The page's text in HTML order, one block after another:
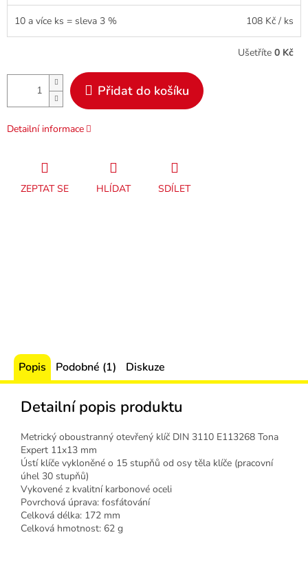
10 a více ks = sleva 3 % 108 Kč / ks
Ušetříte 0 Kč
Přidat do košíku
Detailní informace
ZEPTAT SE HLÍDAT SDÍLET
Popis Podobné (1) Diskuze
Detailní popis produktu
Metrický oboustranný otevřený klíč DIN 3110 E113268 Tona
Expert 11x13 mm
Ústí klíče vykloněné o 15 stupňů od osy těla klíče (pracovní
úhel 30 stupňů)
Vykovené z kvalitní karbonové oceli
Povrchová úprava: fosfátování
Celková délka: 172 mm
Celková hmotnost: 62 g